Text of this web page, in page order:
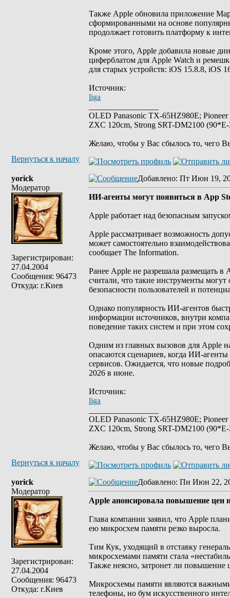
Также Apple обновила приложение
сформированными на основе
продолжает готовить платформу к
Кроме этого, Apple добавила новые
циферблатом для Apple Watch и
для старых устройств: iOS 15.8.8, iOS
Источник:
liga
OLED Panasonic TX-65HZ980E;
ZXC 120cm, Strong SRT-DM2100
Желаю, чтобы у Вас сбылось то, чего
Вернуться к началу
yorick
Модератор
Зарегистрирован:
27.04.2004
Сообщения: 96473
Откуда: г.Киев
Добавлено: Пт Июн 19,
ИИ-агенты могут появиться в App
Apple работает над безопасным
Apple рассматривает возможность
может самостоятельно
сообщает The Information.
Ранее Apple не разрешала размещать
считали, что такие инструменты
безопасности пользователей и
Однако популярность ИИ-агентов
информации источников, внутри
поведение таких систем и при этом
Одним из главных вызовов для Apple
опасаются сценариев, когда ИИ-
сервисов. Ожидается, что новые
2026 в июне.
Источник:
liga
OLED Panasonic TX-65HZ980E;
ZXC 120cm, Strong SRT-DM2100
Желаю, чтобы у Вас сбылось то, чего
Вернуться к началу
yorick
Модератор
Зарегистрирован:
27.04.2004
Сообщения: 96473
Откуда: г.Киев
Добавлено: Пн Июн 22,
Apple анонсировала повышение цен
Глава компании заявил, что Apple
ею микросхем памяти резко выросла.
Тим Кук, уходящий в отставку
микросхемами памяти стала
Также неясно, затронет ли повышение
Микросхемы памяти являются
телефоны, но бум искусственного